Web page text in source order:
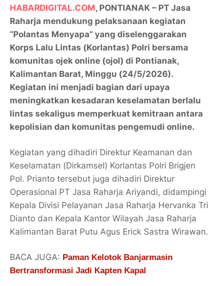
HABARDIGITAL.COM, PONTIANAK – PT Jasa
Raharja mendukung pelaksanaan kegiatan
“Polantas Menyapa” yang diselenggarakan
Korps Lalu Lintas (Korlantas) Polri bersama
komunitas ojek online (ojol) di Pontianak,
Kalimantan Barat, Minggu (24/5/2026).
Kegiatan ini menjadi bagian dari upaya
meningkatkan kesadaran keselamatan berlalu
lintas sekaligus memperkuat kemitraan antara
kepolisian dan komunitas pengemudi online.
Kegiatan yang dihadiri Direktur Keamanan dan
Keselamatan (Dirkamsel) Korlantas Polri Brigjen
Pol. Prianto tersebut juga dihadiri Direktur
Operasional PT Jasa Raharja Ariyandi, didampingi
Kepala Divisi Pelayanan Jasa Raharja Hervanka Tri
Dianto dan Kepala Kantor Wilayah Jasa Raharja
Kalimantan Barat Putu Agus Erick Sastra Wirawan.
BACA JUGA: Paman Kelotok Banjarmasin
Bertransformasi Jadi Kapten Kapal